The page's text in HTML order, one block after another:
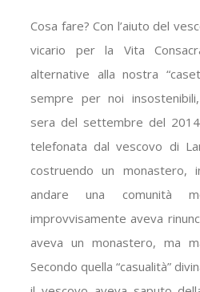
Cosa fare? Con l’aiuto del
vicario per la Vita
alternative alla nostra
sempre per noi
sera del settembre del
telefonata dal vescovo di
costruendo un monastero,
andare una comunità
improvvisamente aveva
aveva un monastero, ma
Secondo quella “casualità”